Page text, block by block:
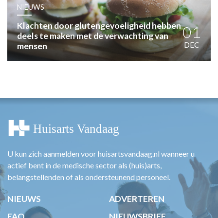
PRAKTIJKZAKEN
TARIEVEN
VPHUISARTSEN
MEDISCHE VAKHANDEL
NIEUWS
Klachten door glutengevoeligheid hebben
deels te maken met de verwachting van
mensen
01
DEC
U kun zich aanmelden voor huisartsvandaag.nl wanneer u
actief bent in de medische sector als (huis)arts,
belangstellenden of als ondersteunend personeel.
NIEUWS
ADVERTEREN